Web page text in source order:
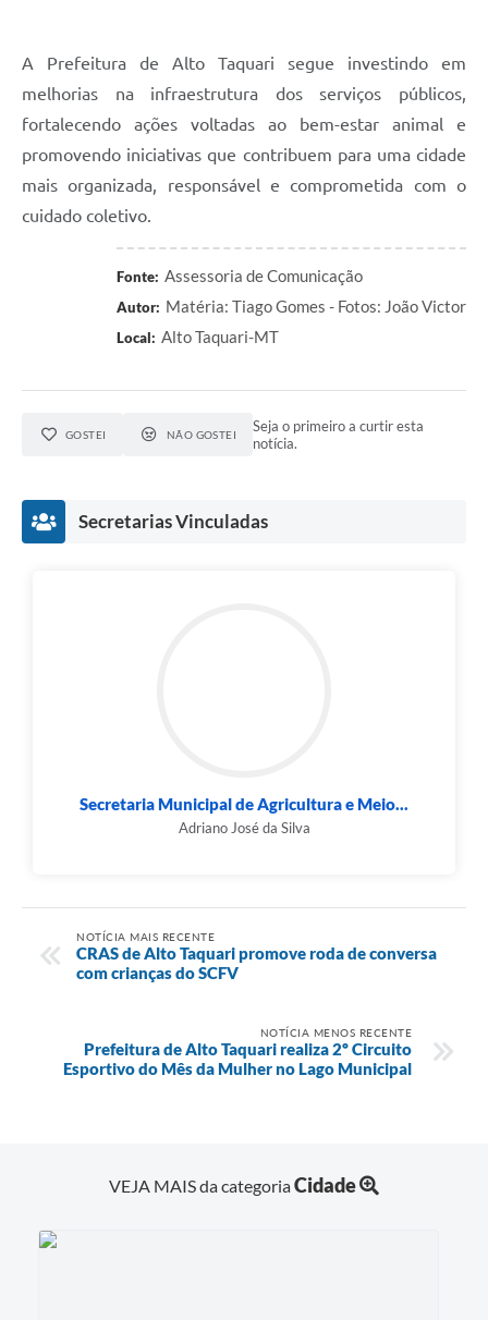
A Prefeitura de Alto Taquari segue investindo em
melhorias na infraestrutura dos serviços públicos,
fortalecendo ações voltadas ao bem-estar animal e
promovendo iniciativas que contribuem para uma cidade
mais organizada, responsável e comprometida com o
cuidado coletivo.
Fonte: Assessoria de Comunicação
Autor: Matéria: Tiago Gomes - Fotos: João Victor
Local: Alto Taquari-MT
GOSTEI NÃO GOSTEI
Seja o primeiro a curtir esta
notícia.
Secretarias Vinculadas
Secretaria Municipal de Agricultura e Meio...
Adriano José da Silva
NOTÍCIA MAIS RECENTE
CRAS de Alto Taquari promove roda de conversa
com crianças do SCFV
NOTÍCIA MENOS RECENTE
Prefeitura de Alto Taquari realiza 2º Circuito
Esportivo do Mês da Mulher no Lago Municipal
VEJA MAIS da categoriaCidade